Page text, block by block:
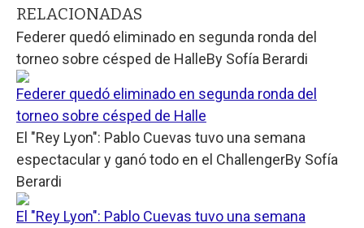
RELACIONADAS
Federer quedó eliminado en segunda ronda del
torneo sobre césped de HalleBy Sofía Berardi
Federer quedó eliminado en segunda ronda del
torneo sobre césped de Halle
El "Rey Lyon": Pablo Cuevas tuvo una semana
espectacular y ganó todo en el ChallengerBy Sofía
Berardi
El "Rey Lyon": Pablo Cuevas tuvo una semana